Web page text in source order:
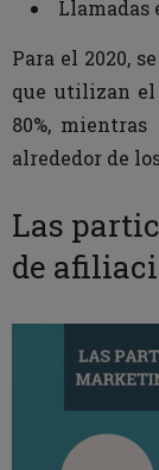
Llamadas
Para el 2020,
que utilizan el
80%,
alrededor de
Las
de